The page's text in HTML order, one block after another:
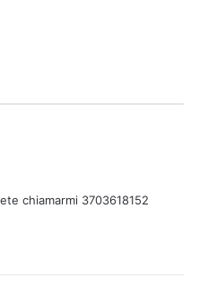
chiamarmi 3703618152